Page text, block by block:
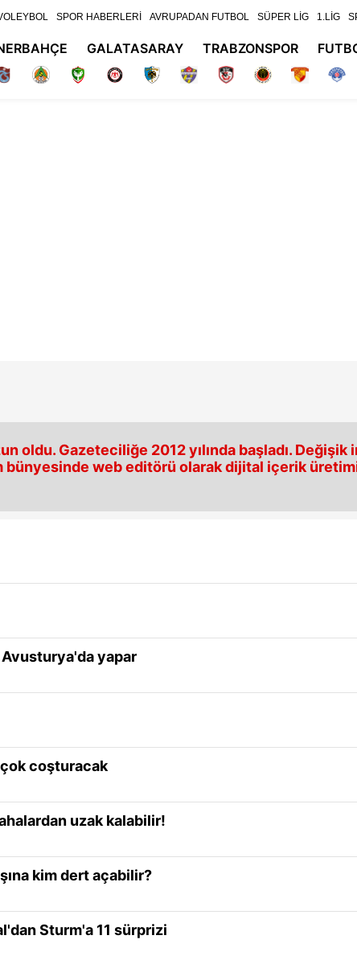
SPOR HABERLERİ AVRUPADAN FUTBOL SÜPER LİG 1.LİG
GALATASARAY TRABZONSPOR
oldu. Gazeteciliğe 2012 yılında başladı.
bünyesinde web editörü olarak dijital içerik
yapar
coşturacak
uzak kalabilir!
kim dert açabilir?
Sturm'a 11 sürprizi